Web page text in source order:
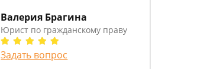
Валерия Брагина
Юрист по гражданскому праву
Задать вопрос